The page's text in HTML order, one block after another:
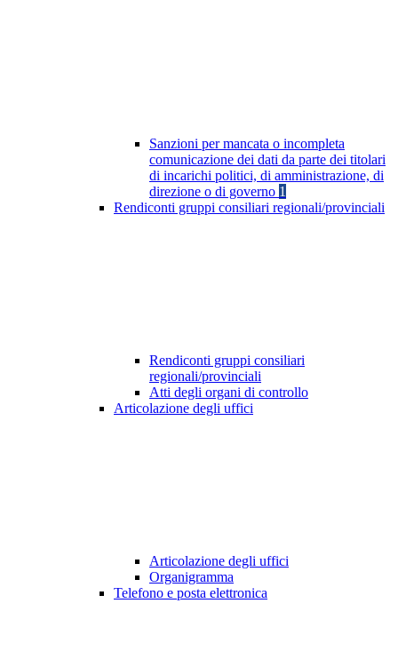
Sanzioni per mancata o incompleta
comunicazione dei dati da parte dei titolari
di incarichi politici, di amministrazione, di
direzione o di governo 1
Rendiconti gruppi consiliari regionali/provinciali
Rendiconti gruppi consiliari
regionali/provinciali
Atti degli organi di controllo
Articolazione degli uffici
Articolazione degli uffici
Organigramma
Telefono e posta elettronica